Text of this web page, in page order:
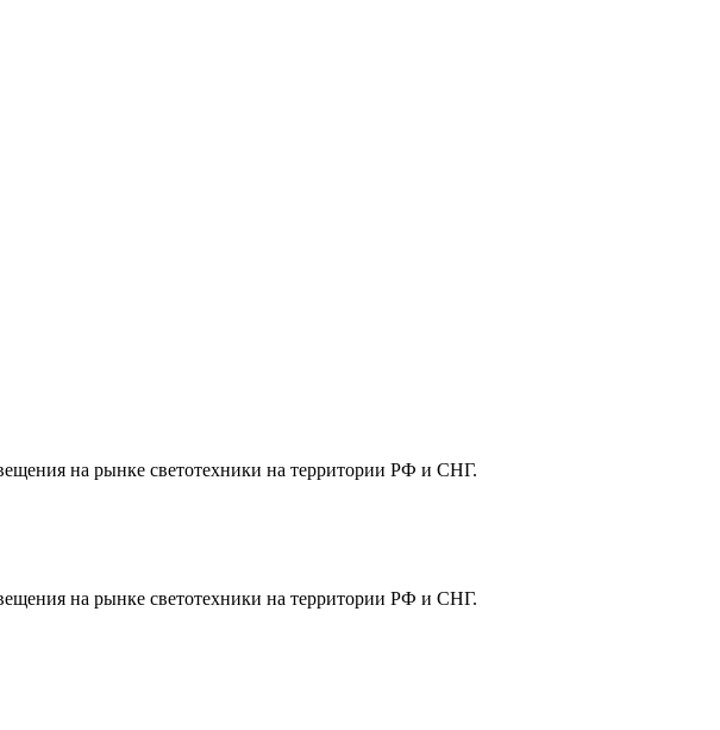
на рынке светотехники на территории РФ и СНГ.
на рынке светотехники на территории РФ и СНГ.